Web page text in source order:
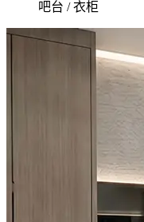
吧台 / 衣柜